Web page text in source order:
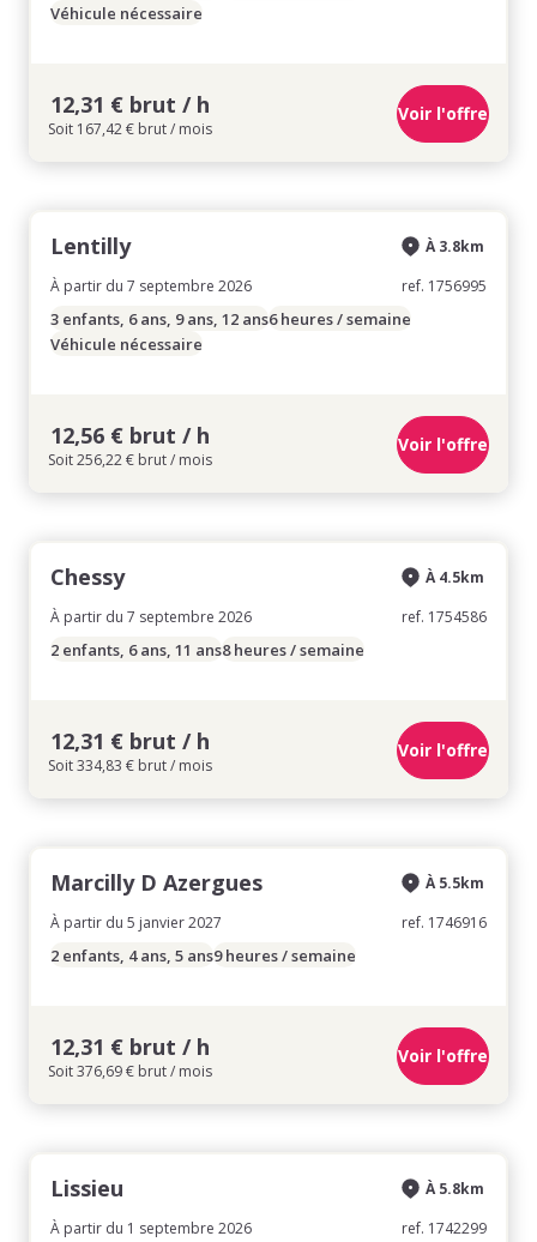
Véhicule nécessaire
12,31 € brut / h
Soit 167,42 € brut / mois
Voir l'offre
Lentilly
À partir du 7 septembre 2026
À 3.8km
ref. 1756995
3 enfants, 6 ans, 9 ans, 12 ans6 heures / semaine
Véhicule nécessaire
12,56 € brut / h
Soit 256,22 € brut / mois
Voir l'offre
Chessy
À partir du 7 septembre 2026
À 4.5km
ref. 1754586
2 enfants, 6 ans, 11 ans8 heures / semaine
12,31 € brut / h
Soit 334,83 € brut / mois
Voir l'offre
Marcilly D Azergues
À partir du 5 janvier 2027
À 5.5km
ref. 1746916
2 enfants, 4 ans, 5 ans9 heures / semaine
12,31 € brut / h
Soit 376,69 € brut / mois
Voir l'offre
Lissieu
À partir du 1 septembre 2026
À 5.8km
ref. 1742299